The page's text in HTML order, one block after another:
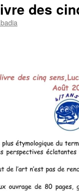
des